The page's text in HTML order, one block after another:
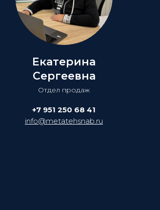
Екатерина
Сергеевна
Отдел продаж
+7 951 250 68 41
info@metatehsnab.ru